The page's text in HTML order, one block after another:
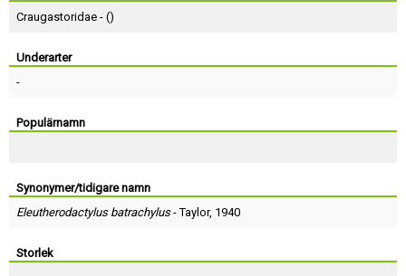
Craugastoridae - ()
Underarter
-
Populärnamn
Synonymer/tidigare namn
Eleutherodactylus batrachylus-Taylor, 1940
Storlek